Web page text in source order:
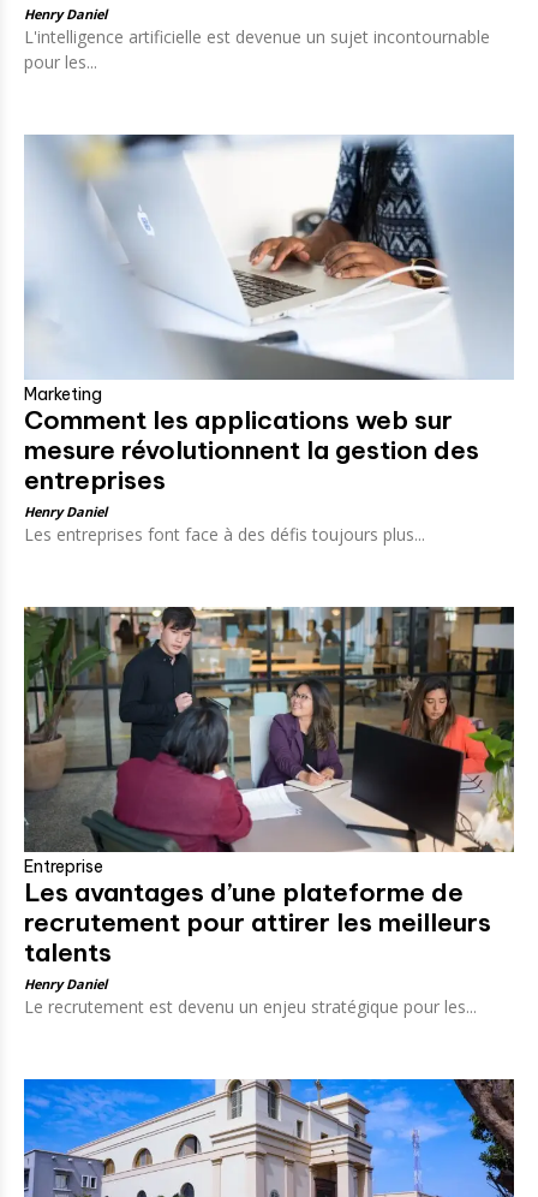
Henry Daniel
L'intelligence artificielle est devenue un sujet incontournable
pour les...
Marketing
Comment les applications web sur
mesure révolutionnent la gestion des
entreprises
Henry Daniel
Les entreprises font face à des défis toujours plus...
Entreprise
Les avantages d’une plateforme de
recrutement pour attirer les meilleurs
talents
Henry Daniel
Le recrutement est devenu un enjeu stratégique pour les...